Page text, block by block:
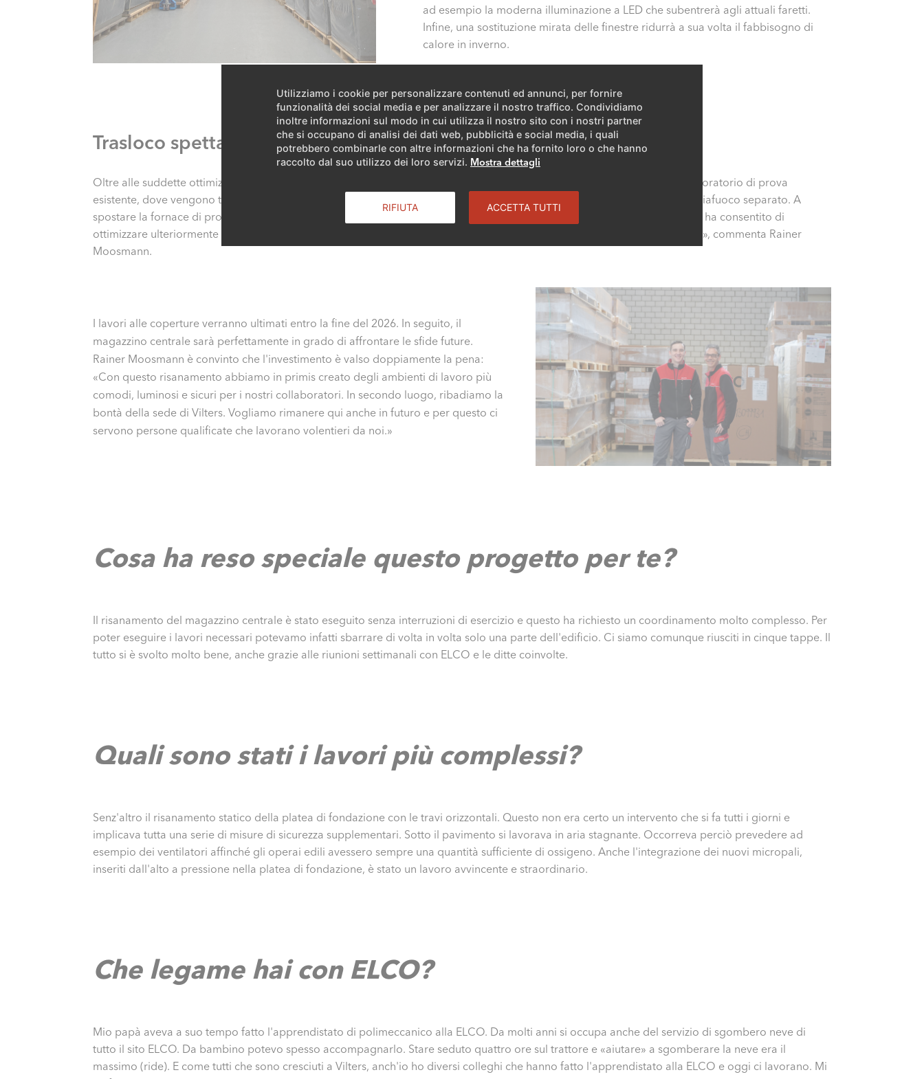
Utilizziamo i cookie per personalizzare contenuti ed annunci, per fornire
funzionalità dei social media e per analizzare il nostro traffico. Condividiamo
inoltre informazioni sul modo in cui utilizza il nostro sito con i nostri partner
che si occupano di analisi dei dati web, pubblicità e social media, i quali
potrebbero combinarle con altre informazioni che ha fornito loro o che hanno
raccolto dal suo utilizzo dei loro servizi. Mostra dettagli
RIFIUTA ACCETTA TUTTI
ad esempio la moderna illuminazione a LED che subentrerà agli attuali faretti.
Infine, una sostituzione mirata delle finestre ridurrà a sua volta il fabbisogno di
calore in inverno.
Trasloco spettacolare
Oltre alle suddette ottimizzazioni della costruzione c'è stato anche un grande cambiamento nella destinazione d'uso. Il laboratorio di prova
esistente, dove vengono testati i bruciatori ELCO fino a 1 megawatt di potenza, è stato trasferito in un compartimento tagliafuoco separato. A
spostare la fornace di prova e il rispettivo camino ci ha pensato un'imponente autogru. Il trasloco del laboratorio di prova ha consentito di
ottimizzare ulteriormente la gestione del magazzino. «Ci siamo detti: se già dobbiamo fare una cosa, tanto vale farla bene», commenta Rainer
Moosmann.
I lavori alle coperture verranno ultimati entro la fine del 2026. In seguito, il
magazzino centrale sarà perfettamente in grado di affrontare le sfide future.
Rainer Moosmann è convinto che l'investimento è valso doppiamente la pena:
«Con questo risanamento abbiamo in primis creato degli ambienti di lavoro più
comodi, luminosi e sicuri per i nostri collaboratori. In secondo luogo, ribadiamo la
bontà della sede di Vilters. Vogliamo rimanere qui anche in futuro e per questo ci
servono persone qualificate che lavorano volentieri da noi.»
Cosa ha reso speciale questo progetto per te?
Il risanamento del magazzino centrale è stato eseguito senza interruzioni di esercizio e questo ha richiesto un coordinamento molto complesso. Per
poter eseguire i lavori necessari potevamo infatti sbarrare di volta in volta solo una parte dell'edificio. Ci siamo comunque riusciti in cinque tappe. Il
tutto si è svolto molto bene, anche grazie alle riunioni settimanali con ELCO e le ditte coinvolte.
Quali sono stati i lavori più complessi?
Senz'altro il risanamento statico della platea di fondazione con le travi orizzontali. Questo non era certo un intervento che si fa tutti i giorni e
implicava tutta una serie di misure di sicurezza supplementari. Sotto il pavimento si lavorava in aria stagnante. Occorreva perciò prevedere ad
esempio dei ventilatori affinché gli operai edili avessero sempre una quantità sufficiente di ossigeno. Anche l'integrazione dei nuovi micropali,
inseriti dall'alto a pressione nella platea di fondazione, è stato un lavoro avvincente e straor­di­nario.
Che legame hai con ELCO?
Mio papà aveva a suo tempo fatto l'apprendistato di polimeccanico alla ELCO. Da molti anni si occupa anche del servizio di sgombero neve di
tutto il sito ELCO. Da bambino potevo spesso accompagnarlo. Stare seduto quattro ore sul trattore e «aiutare» a sgomberare la neve era il
massimo (ride). E come tutti che sono cresciuti a Vilters, anch'io ho diversi colleghi che hanno fatto l'apprendistato alla ELCO e oggi ci lavorano. Mi